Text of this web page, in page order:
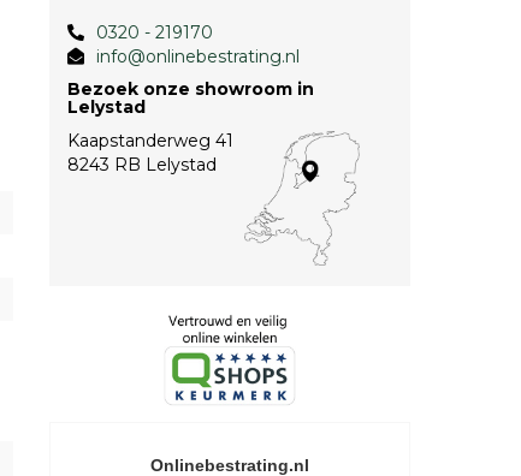
0320 - 219170
info@onlinebestrating.nl
Bezoek onze showroom in
Lelystad
Kaapstanderweg 41
8243 RB Lelystad
Onlinebestrating.nl